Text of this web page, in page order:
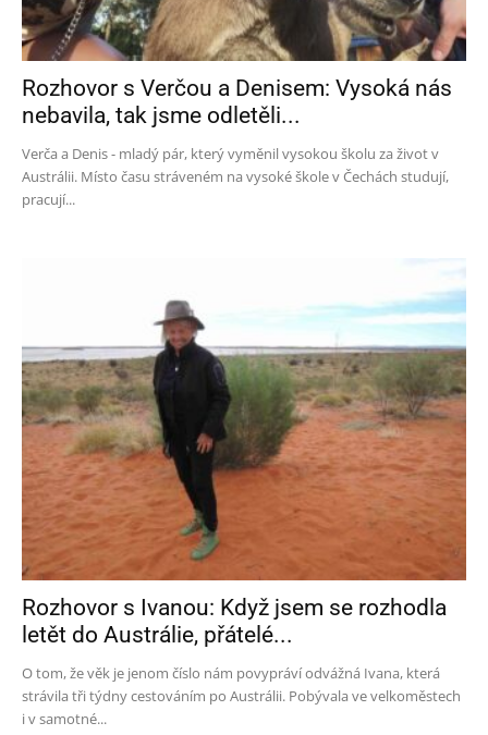
Rozhovor s Verčou a Denisem: Vysoká nás
nebavila, tak jsme odletěli...
Verča a Denis - mladý pár, který vyměnil vysokou školu za život v
Austrálii. Místo času stráveném na vysoké škole v Čechách studují,
pracují...
Rozhovor s Ivanou: Když jsem se rozhodla
letět do Austrálie, přátelé...
O tom, že věk je jenom číslo nám povypráví odvážná Ivana, která
strávila tři týdny cestováním po Austrálii. Pobývala ve velkoměstech
i v samotné...